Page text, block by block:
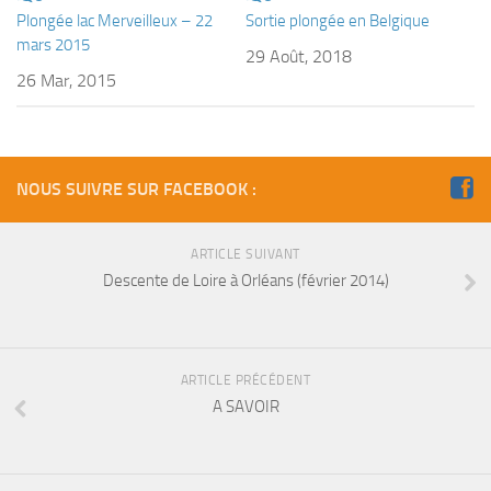
Fosse
APNEE
Sorties 2023
Plongée lac Merveilleux – 22
mars 2015
26 Mar, 2015
Sortie plongée en Belgique
29 Août, 2018
NOUS SUIVRE SUR FACEBOOK :
ARTICLE SUIVANT
Descente de Loire à Orléans (février 2014)
ARTICLE PRÉCÉDENT
A SAVOIR